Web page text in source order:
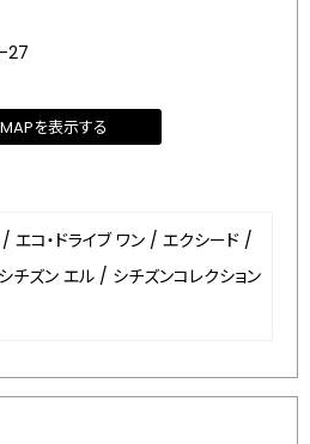
27
MAPを表示する
/ エコ・ドライブ ワン / エクシード /
シチズン エル / シチズンコレクション